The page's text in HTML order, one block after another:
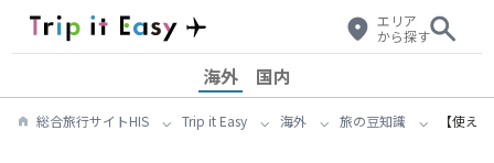
エリア
から探す
海外 国内
総合旅行サイトHIS Trip it Easy 海外 旅の豆知識 【使え